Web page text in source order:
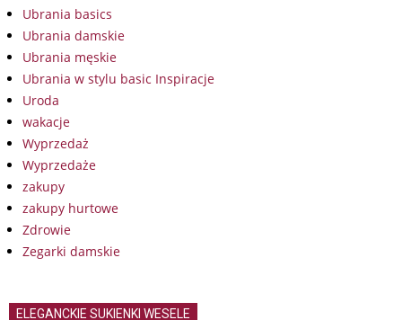
Ubrania basics
Ubrania damskie
Ubrania męskie
Ubrania w stylu basic Inspiracje
Uroda
wakacje
Wyprzedaż
Wyprzedaże
zakupy
zakupy hurtowe
Zdrowie
Zegarki damskie
ELEGANCKIE SUKIENKI WESELE